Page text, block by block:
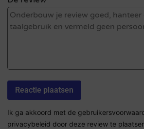
Ik ga akkoord met de
privacybeleid door deze review te